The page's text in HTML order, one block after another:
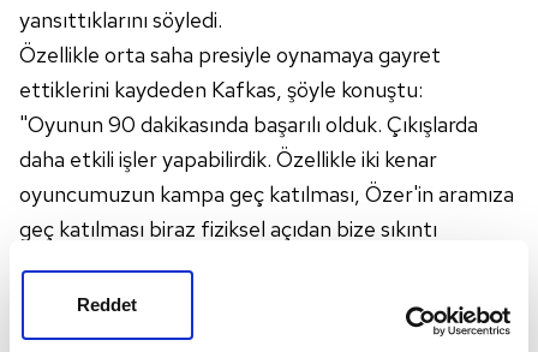
Reddet
yansıttıklarını söyledi.
Özellikle orta saha presiyle oynamaya gayret
ettiklerini kaydeden Kafkas, şöyle konuştu:
"Oyunun 90 dakikasında başarılı olduk. Çıkışlarda
daha etkili işler yapabilirdik. Özellikle iki kenar
oyuncumuzun kampa geç katılması, Özer'in aramıza
geç katılması biraz fiziksel açıdan bize sıkıntı
oluşturuyor. Bunu en kısa zamanda çözüp, daha iyi
yerlere geleceğiz. Bugün oyun olarak yenildiğimizi
düşünmüyorum, skor olarak yenildik. Beşiktaş'ı